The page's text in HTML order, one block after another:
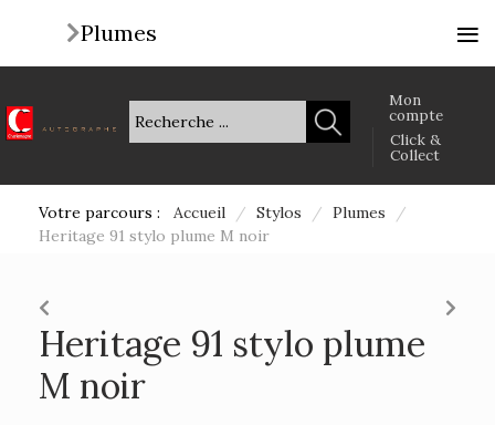
Mon
compte
Click &
Collect
Votre parcours : Accueil / Stylos / Plumes
/
Heritage 91 stylo plume M noir
Heritage 91 stylo plume
M noir
Plumes ≡